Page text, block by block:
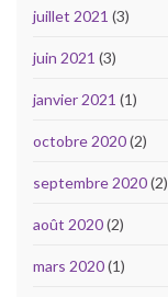
juillet 2021 (3)
juin 2021 (3)
janvier 2021 (1)
octobre 2020(2)
septembre 2020(2)
août 2020(2)
mars 2020(1)